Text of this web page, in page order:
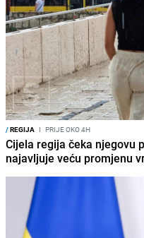
/REGIJA I PRIJE OKO 4H
Cijela regija čeka njegovu
najavljuje veću promjenu